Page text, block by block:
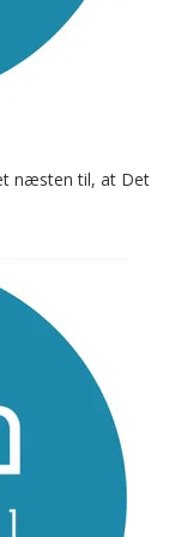
næsten til, at Det